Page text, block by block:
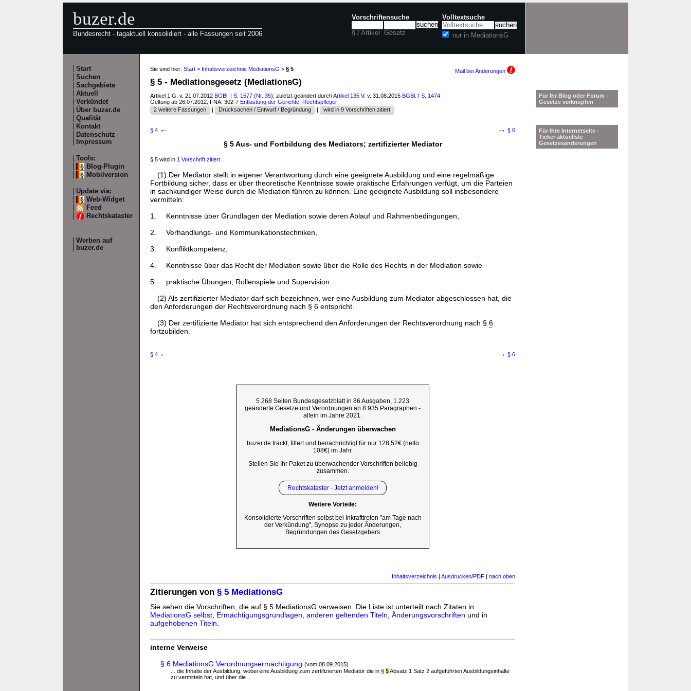
buzer.de
Bundesrecht - tagaktuell konsolidiert - alle Fassungen seit 2006
Vorschriftensuche
§ / Artikel Gesetz
Volltextsuche
nur in MediationsG
Start
Suchen
Sachgebiete
Aktuell
Verkündet
Über buzer.de
Qualität
Kontakt
Datenschutz
Impressum
Tools:
Blog-Plugin
Mobilversion
Update via:
Web-Widget
Feed
Rechtskataster
Werben auf
buzer.de
Sie sind hier: Start > Inhaltsverzeichnis MediationsG > § 5 Mail bei Änderungen
§ 5 - Mediationsgesetz (MediationsG)
Artikel 1 G. v. 21.07.2012 BGBl. I S. 1577 (Nr. 35); zuletzt geändert durchArtikel 135 V. v. 31.08.2015 BGBl. I S. 1474
Geltung ab 26.07.2012; FNA: 302-7 Entlastung der Gerichte, Rechtspfleger
2 weitere Fassungen
| Drucksachen / Entwurf / Begründung | wird in 9 Vorschriften zitiert
§ 4 ← → § 6
§ 5 Aus- und Fortbildung des Mediators; zertifizierter Mediator
§ 5 wird in 1 Vorschrift zitiert
(1) Der Mediator stellt in eigener Verantwortung durch eine geeignete Ausbildung und eine regelmäßige
Fortbildung sicher, dass er über theoretische Kenntnisse sowie praktische Erfahrungen verfügt, um die Parteien
in sachkundiger Weise durch die Mediation führen zu können. Eine geeignete Ausbildung soll insbesondere
vermitteln:
1.
Kenntnisse über Grundlagen der Mediation sowie deren Ablauf und Rahmenbedingungen,
2.
Verhandlungs- und Kommunikationstechniken,
3.
Konfliktkompetenz,
4.
Kenntnisse über das Recht der Mediation sowie über die Rolle des Rechts in der Mediation sowie
5.
praktische Übungen, Rollenspiele und Supervision.
(2) Als zertifizierter Mediator darf sich bezeichnen, wer eine Ausbildung zum Mediator abgeschlossen hat, die
den Anforderungen der Rechtsverordnung nach § 6 entspricht.
(3) Der zertifizierte Mediator hat sich entsprechend den Anforderungen der Rechtsverordnung nach § 6
fortzubilden.
§ 4 ← → § 6
5.268 Seiten Bundesgesetzblatt in 86 Ausgaben, 1.223
geänderte Gesetze und Verordnungen an 8.935 Paragraphen -
allein im Jahre 2021.
MediationsG - Änderungen überwachen
buzer.de trackt, filtert und benachrichtigt für nur 128,52€ (netto
108€) im Jahr.
Stellen Sie Ihr Paket zu überwachender Vorschriften beliebig
zusammen.
Rechtskataster - Jetzt anmelden!
Weitere Vorteile:
Konsolidierte Vorschriften selbst bei Inkrafttreten "am Tage nach
der Verkündung", Synopse zu jeder Änderungen,
Begründungen des Gesetzgebers
Inhaltsverzeichnis | Ausdrucken/PDF | nach oben
Zitierungen von § 5 MediationsG
Sie sehen die Vorschriften, die auf § 5 MediationsG verweisen. Die Liste ist unterteilt nach Zitaten in
MediationsG selbst Ermächtigungsgrundlagen anderen geltenden Titeln Änderungsvorschriften und in
aufgehobenen Titeln
interne Verweise
§ 6 MediationsG Verordnungsermächtigung (vom 08.09.2015)
... die Inhalte der Ausbildung, wobei eine Ausbildung zum zertifizierten Mediator die in § 5Absatz 1 Satz 2 aufgeführten Ausbildungsinhalte
zu vermitteln hat, und über die ...
Für Ihr Blog oder Forum -
Gesetze verknüpfen
Für Ihre Internetseite -
Ticker aktuellste
Gesetzesänderungen